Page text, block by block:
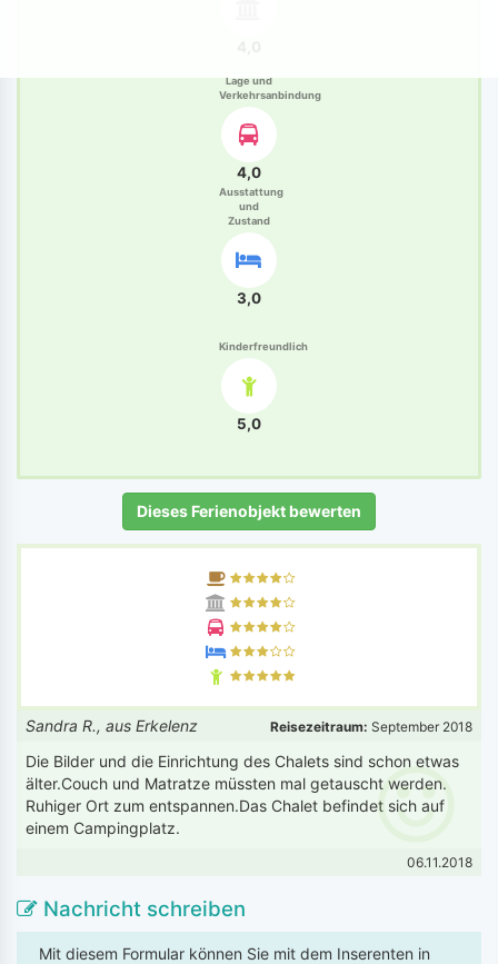
Lage und
Verkehrsanbindung
4,0
Ausstattung
und
Zustand
3,0
Kinderfreundlich
5,0
Dieses Ferienobjekt bewerten
Sandra R., aus Erkelenz Reisezeitraum: September 2018
Die Bilder und die Einrichtung des Chalets sind schon etwas
älter.Couch und Matratze müssten mal getauscht werden.
Ruhiger Ort zum entspannen.Das Chalet befindet sich auf
einem Campingplatz.
06.11.2018
Nachricht schreiben
Mit diesem Formular können Sie mit dem Inserenten in